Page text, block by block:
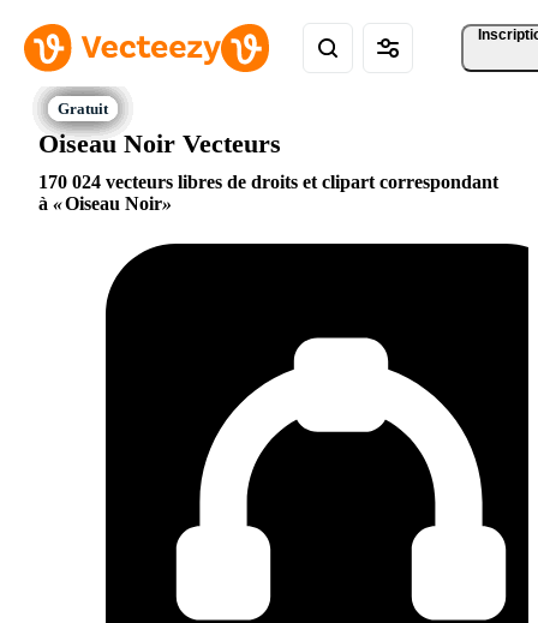
Oiseau Noir Vecteurs
170 024 vecteurs libres de droits et clipart correspondant
à
Oiseau Noir